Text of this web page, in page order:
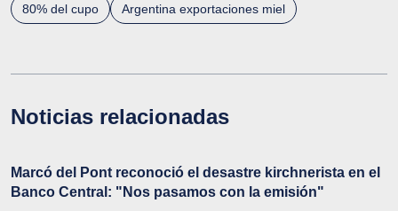
80% del cupo Argentina exportaciones miel
Noticias relacionadas
Marcó del Pont reconoció el desastre kirchnerista en el
Banco Central: "Nos pasamos con la emisión"